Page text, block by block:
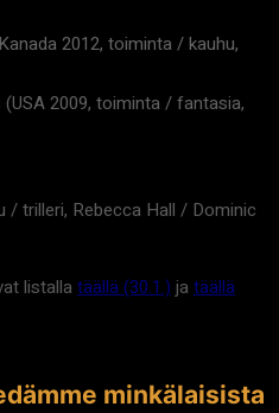
2012, toiminta / kauhu,
2009, toiminta / fantasia,
/ trilleri, Rebecca Hall / Dominic
listalla täällä (30.1.) ja täällä
minkälaisista